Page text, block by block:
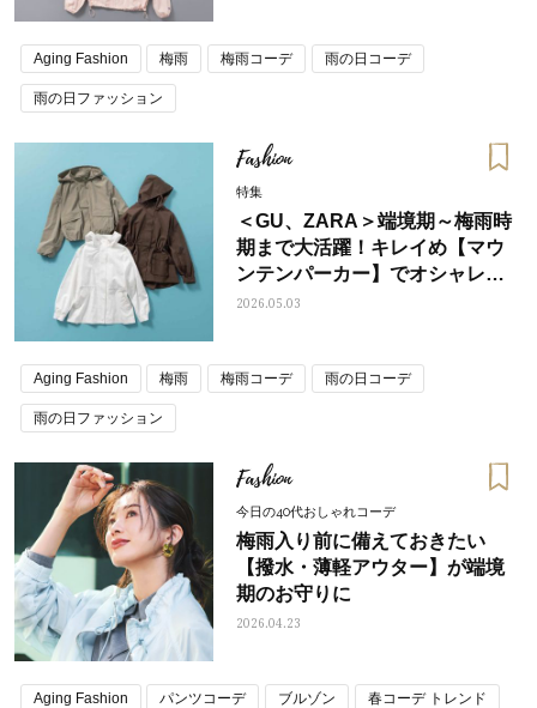
Aging Fashion 梅雨 梅雨コーデ 雨の日コーデ
雨の日ファッション
Fashion
特集
＜GU、ZARA＞端境期～梅雨時
期まで大活躍！キレイめ【マウ
ンテンパーカー】でオシャレを
確約！
2026.05.03
Aging Fashion 梅雨 梅雨コーデ 雨の日コーデ
雨の日ファッション
Fashion
今日の40代おしゃれコーデ
梅雨入り前に備えておきたい
【撥水・薄軽アウター】が端境
期のお守りに
2026.04.23
Aging Fashion パンツコーデ ブルゾン 春コーデ トレンド